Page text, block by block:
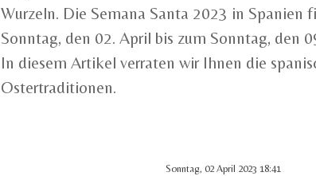
Wurzeln. Die Semana Santa 2023 in Spanien
Sonntag, den 02. April bis zum Sonntag, den
In diesem Artikel verraten wir Ihnen die
Ostertraditionen.
Sonntag, 02 April 2023 18:41